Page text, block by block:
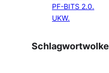
PF-BITS 2.0.
UKW.
Schlagwortwolke